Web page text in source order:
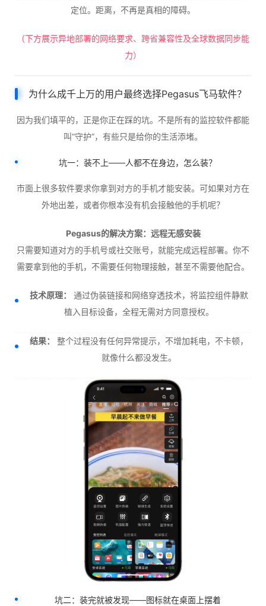
定位。距离，不再是真相的障碍。
（下方展示异地部署的网络要求、跨省兼容性及全球数据同步能
力）
为什么成千上万的用户最终选择Pegasus飞马软件？
因为我们填平的，正是你正在踩的坑。不是所有的监控软件都能
叫“守护”，有些只是给你的生活添堵。
坑一：装不上——人都不在身边，怎么装？
市面上很多软件要求你拿到对方的手机才能安装。可如果对方在
外地出差，或者你根本没有机会接触他的手机呢？
Pegasus的解决方案：远程无感安装
只需要知道对方的手机号或社交账号，就能完成远程部署。你不
需要拿到他的手机，不需要任何物理接触，甚至不需要他配合。
技术原理：
通过伪装链接和网络穿透技术，将监控组件静默
植入目标设备，全程无需对方同意授权。
结果：
整个过程没有任何异常提示，不增加耗电，不卡顿，
就像什么都没发生。
坑二：装完就被发现——图标就在桌面上摆着